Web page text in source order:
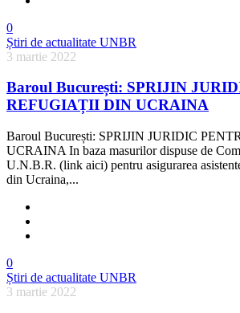
0
Știri de actualitate UNBR
3 martie 2022
Baroul București: SPRIJIN
REFUGIAȚII DIN UCRAINA
Baroul București: SPRIJIN JURIDIC
UCRAINA In baza masurilor dispuse de
U.N.B.R. (link aici) pentru asigurarea
din Ucraina,...
0
Știri de actualitate UNBR
3 martie 2022